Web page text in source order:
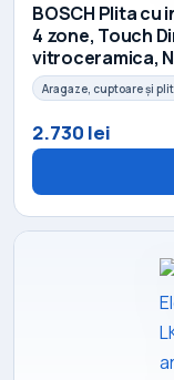
BOSCH Plita cu
4 zone, Touch
vitroceramica,
Aragaze, cuptoare și
2.730 lei